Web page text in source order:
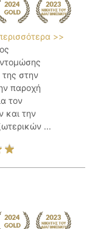
>>
της στην
παροχή
τον
και την
...